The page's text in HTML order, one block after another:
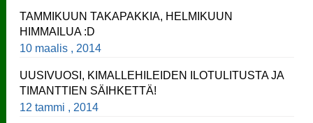
TAMMIKUUN TAKAPAKKIA, HELMIKUUN
HIMMAILUA :D
10 maalis , 2014
UUSIVUOSI, KIMALLEHILEIDEN ILOTULITUSTA JA
TIMANTTIEN SÄIHKETTÄ!
12 tammi , 2014